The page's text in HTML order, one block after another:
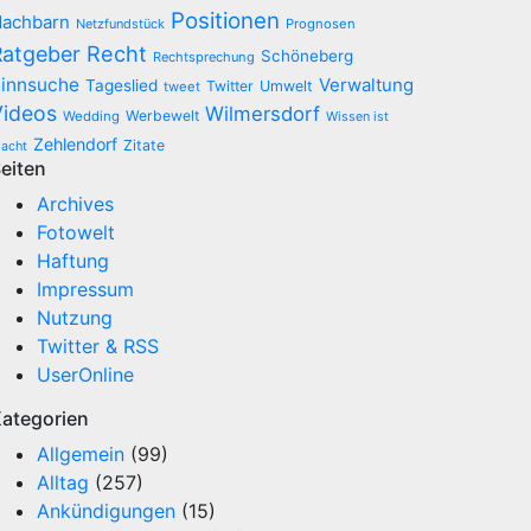
Netzfundstück Positionen Prognosen
Recht Rechtsprechung Schöneberg
Tageslied tweet Twitter Umwelt Verwaltung
Wedding Werbewelt Wilmersdorf Wissen ist
Zehlendorf Zitate
Archives
Fotowelt
Haftung
Impressum
Nutzung
Twitter & RSS
UserOnline
Allgemein (99)
Alltag (257)
Ankündigungen (15)